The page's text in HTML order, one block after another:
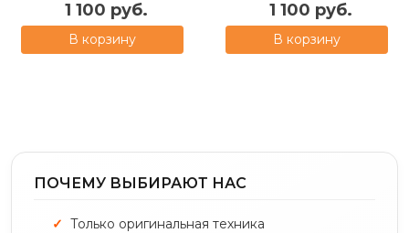
1 100 руб.
В корзину
1 100 руб.
В корзину
ПОЧЕМУ ВЫБИРАЮТ НАС
Только оригинальная техника